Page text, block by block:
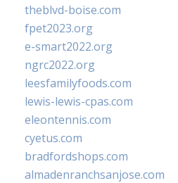
theblvd-boise.com
fpet2023.org
e-smart2022.org
ngrc2022.org
leesfamilyfoods.com
lewis-lewis-cpas.com
eleontennis.com
cyetus.com
bradfordshops.com
almadenranchsanjose.com